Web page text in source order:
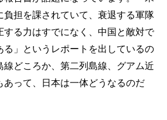
負担を課されていて、衰退する軍隊
する力はすでになく、中国と敵対で
る」というレポートを出しているの
線どころか、第二列島線、グアム近
あって、日本は一体どうなるのだ